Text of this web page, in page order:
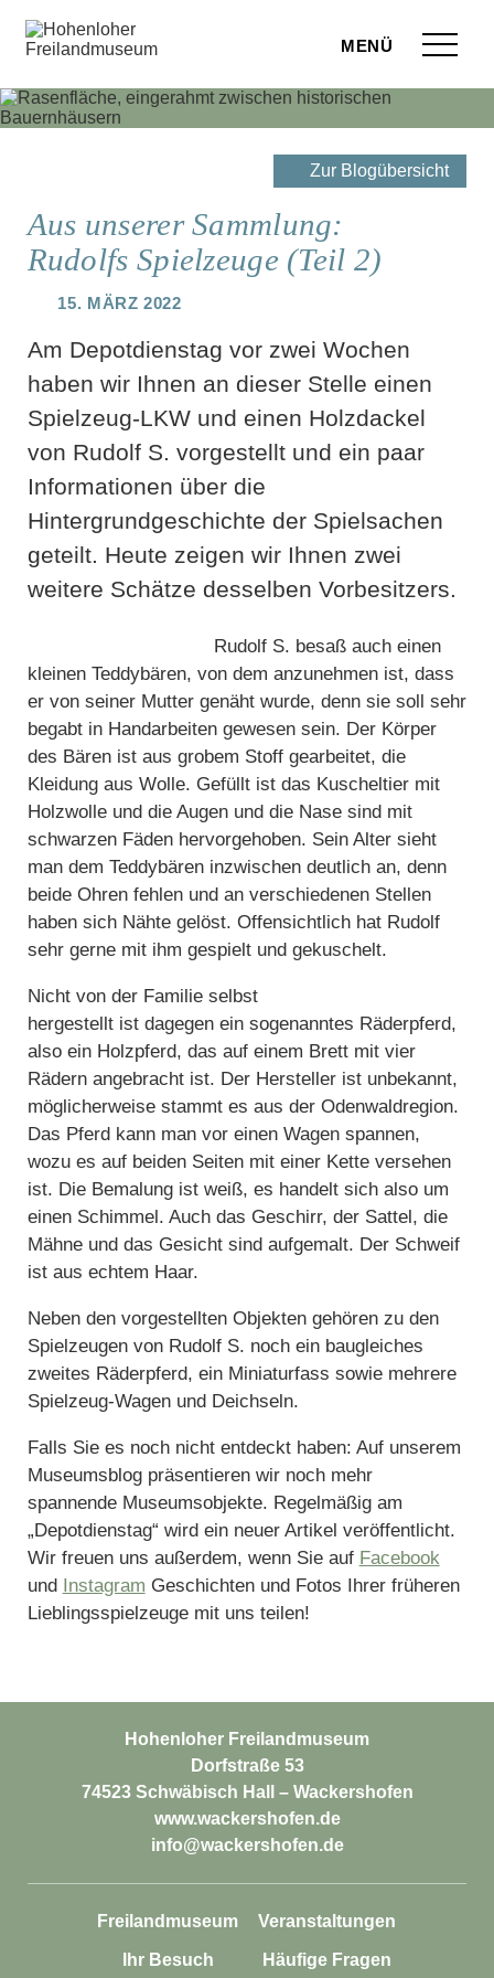
Menü
Besuch
Fragen
Zur Blogübersicht
Aus unserer Sammlung:
Rudolfs Spielzeuge (Teil 2)
15. März 2022
Am Depotdienstag vor zwei Wochen
haben wir Ihnen an dieser Stelle einen
Spielzeug-LKW und einen Holzdackel
von Rudolf S. vorgestellt und ein paar
Informationen über die
Hintergrundgeschichte der Spielsachen
geteilt. Heute zeigen wir Ihnen zwei
weitere Schätze desselben Vorbesitzers.
Rudolf S. besaß auch einen
kleinen Teddybären, von dem anzunehmen ist, dass
er von seiner Mutter genäht wurde, denn sie soll sehr
begabt in Handarbeiten gewesen sein. Der Körper
des Bären ist aus grobem Stoff gearbeitet, die
Kleidung aus Wolle. Gefüllt ist das Kuscheltier mit
Holzwolle und die Augen und die Nase sind mit
schwarzen Fäden hervorgehoben. Sein Alter sieht
man dem Teddybären inzwischen deutlich an, denn
beide Ohren fehlen und an verschiedenen Stellen
haben sich Nähte gelöst. Offensichtlich hat Rudolf
sehr gerne mit ihm gespielt und gekuschelt.
Nicht von der Familie selbst
hergestellt ist dagegen ein sogenanntes Räderpferd,
also ein Holzpferd, das auf einem Brett mit vier
Rädern angebracht ist. Der Hersteller ist unbekannt,
möglicherweise stammt es aus der Odenwaldregion.
Das Pferd kann man vor einen Wagen spannen,
wozu es auf beiden Seiten mit einer Kette versehen
ist. Die Bemalung ist weiß, es handelt sich also um
einen Schimmel. Auch das Geschirr, der Sattel, die
Mähne und das Gesicht sind aufgemalt. Der Schweif
ist aus echtem Haar.
Neben den vorgestellten Objekten gehören zu den
Spielzeugen von Rudolf S. noch ein baugleiches
zweites Räderpferd, ein Miniaturfass sowie mehrere
Spielzeug-Wagen und Deichseln.
Falls Sie es noch nicht entdeckt haben: Auf unserem
Museumsblog präsentieren wir noch mehr
spannende Museumsobjekte. Regelmäßig am
„Depotdienstag“ wird ein neuer Artikel veröffentlicht.
Wir freuen uns außerdem, wenn Sie auf Facebook
und Instagram Geschichten und Fotos Ihrer früheren
Lieblingsspielzeuge mit uns teilen!
Hohenloher Freilandmuseum
Dorfstraße 53
74523 Schwäbisch Hall – Wackershofen
www.wackershofen.de
info@wackershofen.de
Freilandmuseum Veranstaltungen
Ihr Besuch Häufige Fragen